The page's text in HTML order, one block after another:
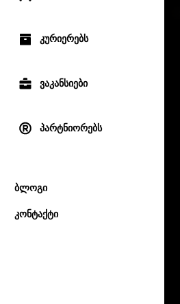
კურიერებს
ვაკანსიები
პარტნიორებს
ბლოგი
კონტაქტი